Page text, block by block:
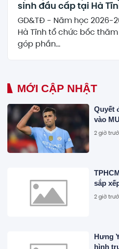
sinh đầu cấp tại Hà
GD&TĐ - Năm học 2026-
Hà Tĩnh tổ chức bốc
góp phần...
MỚI CẬP NHẬT
Quyết
vào MU
2 giờ
sắp
2 giờ
Hưng
hình